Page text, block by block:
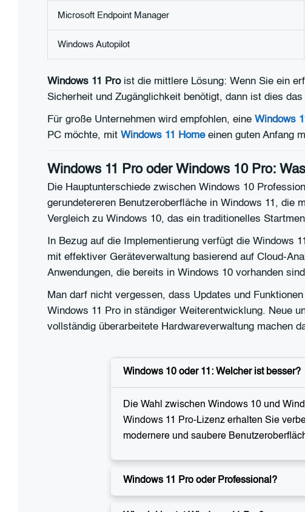
Microsoft Endpoint Manager
Windows Autopilot
Windows 11 Proist die mittlere Lösung: Wenn Sie ein
Sicherheit und Zugänglichkeit benötigt, dann ist dies
Für große Unternehmen wird empfohlen, eine Windows
PC möchte, mit Windows 11 Homeeinen guten Anfang
Windows 11 Pro oder Windows 10 Pro:
Die Hauptunterschiede zwischen Windows 10
gerundetereren Benutzeroberfläche in Windows 11, die
Vergleich zu Windows 10, das ein traditionelles
In Bezug auf die Implementierung verfügt die Windows
mit effektiver Geräteverwaltung basierend auf Cloud-
Anwendungen, die bereits in Windows 10 vorhanden
Man darf nicht vergessen, dass Updates und
Windows 11 Pro in ständiger Weiterentwicklung. Neue
vollständig überarbeitete Hardwareverwaltung machen
Windows 10 oder 11: Welcher ist besser?
Die Wahl zwischen Windows 10 und
Windows 11 Pro-Lizenz erhalten Sie
modernere und saubere
Windows 11 Pro oder Professional?